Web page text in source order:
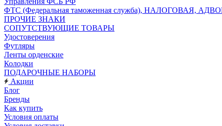
ФТС (Федеральная таможенная служба), НАЛОГОВАЯ,
ПРОЧИЕ ЗНАКИ
СОПУТСТВУЮЩИЕ ТОВАРЫ
Удостоверения
Футляры
Ленты орденские
Колодки
ПОДАРОЧНЫЕ НАБОРЫ
Акции
Блог
Бренды
Как купить
Условия оплаты